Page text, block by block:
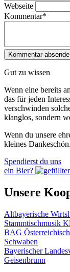
Webseite
Kommentar*
Gut zu wissen
Wenn eine bereits
das für jeden
verschwinden
klanglos, sondern
Wenn du unsere
kleines Dankeschön.
Spendierst du uns
ein Bier?
Unsere
Altbayerische
Stammtischmusik
BAG
Schwaben
Bayerischer
Geisenbrunn